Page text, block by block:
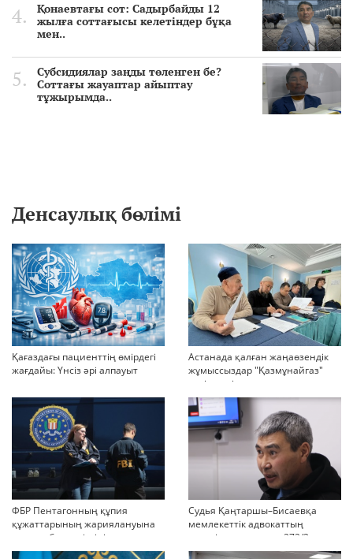
Қонаевтағы сот: Садырбайды 12
жылға соттағысы келетіндер бұқа
мен..
Субсидиялар заңды төленген бе?
Соттағы жауаптар айыптау
тұжырымда..
Денсаулық бөлімі
Қағаздағы пациенттің өмірдегі
жағдайы: Үнсіз әрі алпауыт
қазақстандық АББ-ның қауқары
мен кемшілігі
Астанада қалған жаңаөзендік
жұмыссыздар "Қазмұнайгаз"
келіссөзді тоқтатып тастады
дейді
ФБР Пентагонның құпия
құжаттарының жариялануына
қатысы бар күдіктіні қамады
Судья Қаңтаршы–Бисаевқа
мемлекеттік адвокаттың
кеңесімен тағылған 272/2
бөлігімен үкім шығара ма?